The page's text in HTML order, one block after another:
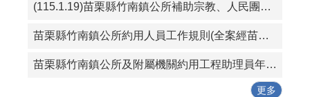
(115.1.19)苗栗縣竹南鎮公所補助宗教、人民團體活動實施要點
苗栗縣竹南鎮公所約用人員工作規則(全案經苗栗縣政府115年1月19日府勞資字第1150005614號同意備查)
苗栗縣竹南鎮公所及附屬機關約用工程助理員年終考核紀錄表
更多